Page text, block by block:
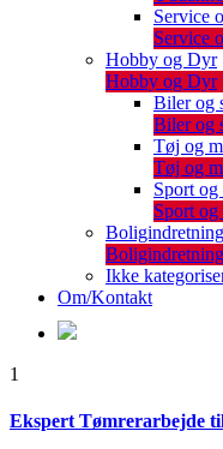
Service
Service
Hobby og Dyr
Hobby og Dyr
Biler og
Biler og
Tøj og
Tøj og
Sport
Sport
Boligindretning
Boligindretning
Ikke
Om/Kontakt
1
Ekspert Tømrerarbejde